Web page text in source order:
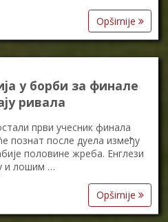
Opširnije
у борби за финале
ривала
први учесник финала
познат после дуела између
половине жреба. Енглези
и лошим …
Opširnije